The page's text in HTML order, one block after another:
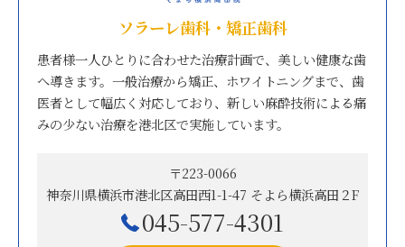
ソラーレ歯科・矯正歯科
患者様一人ひとりに合わせた治療計画で、美しい健康な歯
へ導きます。一般治療から矯正、ホワイトニングまで、歯
医者として幅広く対応しており、新しい麻酔技術による痛
みの少ない治療を港北区で実施しています。
〒223-0066
神奈川県横浜市港北区高田西1-1-47 そよら横浜高田２F
045-577-4301